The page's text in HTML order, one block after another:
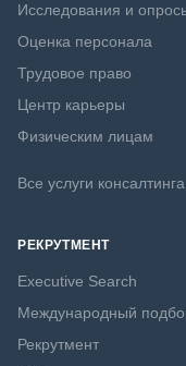
Исследования и
Оценка персонала
Трудовое право
Центр карьеры
Физическим лицам
Все услуги консалтинга
РЕКРУТМЕНТ
Executive Search
Международный
Рекрутмент